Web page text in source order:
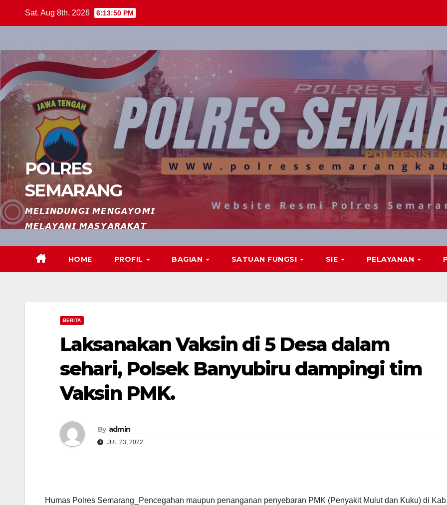
Sat. Aug 8th, 2026 6:13:51 PM
POLRES
SEMARANG
𝙈𝙀𝙇𝙄𝙉𝘿𝙐𝙉𝙂𝙄 𝙈𝙀𝙉𝙂𝘼𝙔𝙊𝙈𝙄
𝙈𝙀𝙇𝘼𝙔𝘼𝙉𝙄 𝙈𝘼𝙎𝙔𝘼𝙍𝘼𝙆𝘼𝙏
HOME PROFIL BAGIAN SATUAN FUNGSI SIE PELAYANAN
BERITA
Laksanakan Vaksin di 5 Desa dalam
sehari, Polsek Banyubiru dampingi tim
Vaksin PMK.
By admin
JUL 23, 2022
Humas Polres Semarang_Pencegahan maupun penanganan penyebaran PMK (Penyakit Mulut dan Kuku) di